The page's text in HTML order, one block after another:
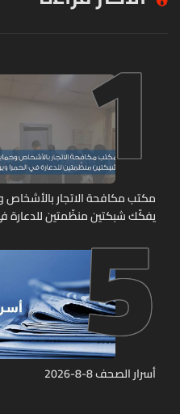
1
مكتب مكافحة الاتجار بالأشخاص
يفكّك شبكتين منظّمتين للدعارة
5
أسرار الصحف 8-8-2026